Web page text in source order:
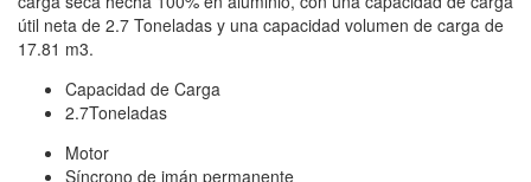
útil neta de 2.7 Toneladas y una capacidad volumen de carga de
17.81 m3.
Capacidad de Carga
2.7Toneladas
Motor
Síncrono de imán permanente